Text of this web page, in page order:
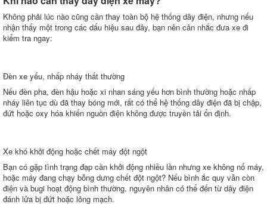
Không phải lúc nào cũng cần thay toàn bộ hệ thống dây điện, nhưng nếu
nhận thấy một trong các dấu hiệu sau đây, bạn nên cân nhắc đưa xe đi
kiểm tra ngay:
Đèn xe yếu, nhấp nháy thất thường
Nếu đèn pha, đèn hậu hoặc xi nhan sáng yếu hơn bình thường hoặc nhấp
nháy liên tục dù đã thay bóng mới, rất có thể hệ thống dây điện đã bị chập,
đứt hoặc oxy hóa khiến nguồn điện không được truyền tải ổn định.
Xe khó khởi động hoặc chết máy đột ngột
Bạn có gặp tình trạng đạp cần khởi động nhiều lần nhưng xe không nổ máy,
hoặc máy đang chạy bỗng dưng chết đột ngột? Nếu bình ắc quy vẫn còn
điện và bugi hoạt động bình thường, nguyên nhân có thể đến từ dây điện
đánh lửa bị đứt hoặc lỏng mạch.